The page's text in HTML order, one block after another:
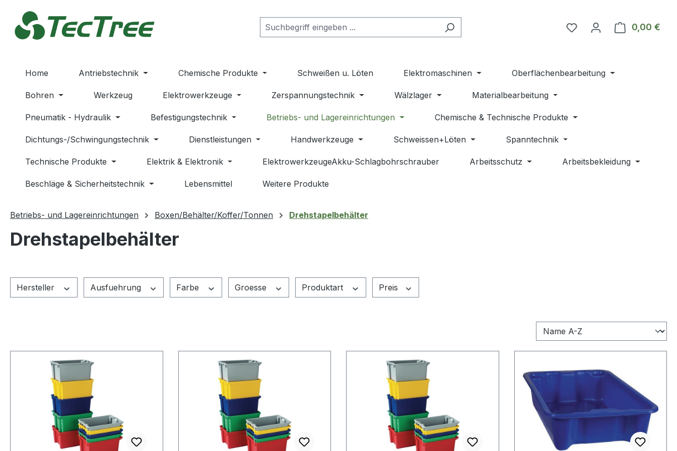
Hauptinhalt springen
Zur Suche springen
Zur Hauptnavigation springen
Du hast 0 Produkte auf
0,00 €
Home Antriebstechnik Chemische Produkte Schweißen u. Löten Elektromaschinen Oberflächenbearbeitung
Bohren Werkzeug Elektrowerkzeuge Zerspannungstechnik Wälzlager Materialbearbeitung
Pneumatik - Hydraulik Befestigungstechnik Betriebs- und Lagereinrichtungen Chemische & Technische Produkte
Dichtungs-/Schwingungstechnik Dienstleistungen Handwerkzeuge Schweissen+Löten Spanntechnik
Technische Produkte Elektrik & Elektronik ElektrowerkzeugeAkku-Schlagbohrschrauber Arbeitsschutz Arbeitsbekleidung
Beschläge & Sicherheitstechnik Lebensmittel Weitere Produkte
Betriebs- und Lagereinrichtungen Boxen/Behälter/Koffer/Tonnen Drehstapelbehälter
Drehstapelbehälter
Hersteller Ausfuehrung Farbe Groesse Produktart Preis